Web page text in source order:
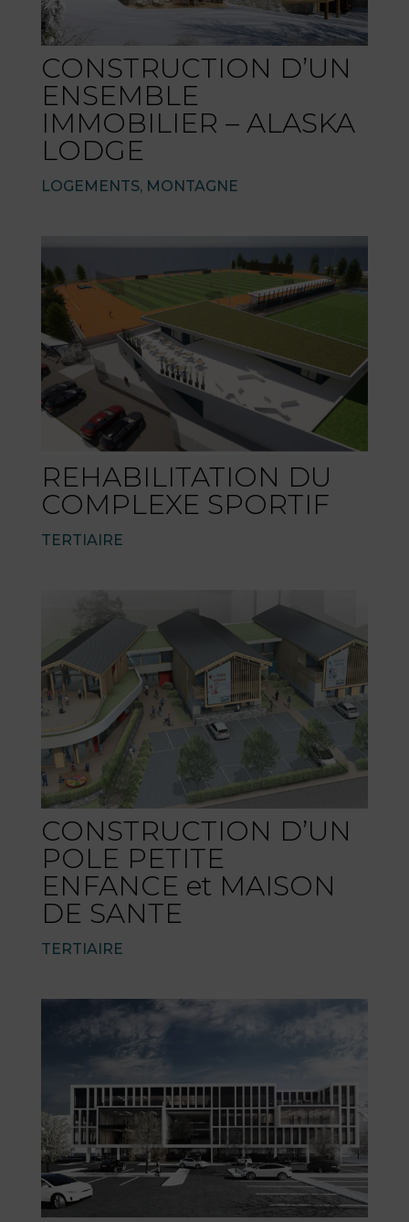
CONSTRUCTION D’UN
ENSEMBLE
IMMOBILIER – ALASKA
LODGE
LOGEMENTS, MONTAGNE
REHABILITATION DU
COMPLEXE SPORTIF
TERTIAIRE
CONSTRUCTION D’UN
POLE PETITE
ENFANCE et MAISON
DE SANTE
TERTIAIRE